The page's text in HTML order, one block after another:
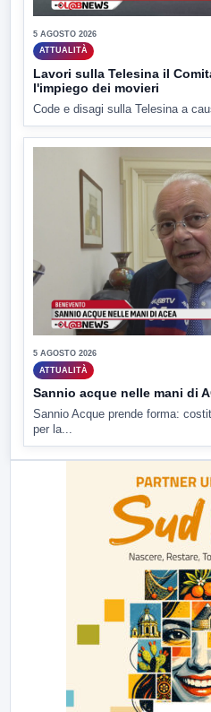
5 AGOSTO 2026
ATTUALITÀ
Lavori sulla Telesina il
l'impiego dei movieri
Code e disagi sulla Telesina a
5 AGOSTO 2026
ATTUALITÀ
Sannio acque nelle mani di
Sannio Acque prende forma:
per la...